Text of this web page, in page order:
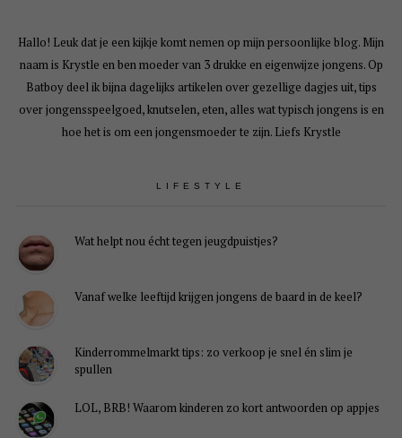
Hallo! Leuk dat je een kijkje komt nemen op mijn persoonlijke blog. Mijn
naam is Krystle en ben moeder van 3 drukke en eigenwijze jongens. Op
Batboy deel ik bijna dagelijks artikelen over gezellige dagjes uit, tips
over jongensspeelgoed, knutselen, eten, alles wat typisch jongens is en
hoe het is om een jongensmoeder te zijn. Liefs Krystle
LIFESTYLE
Wat helpt nou écht tegen jeugdpuistjes?
Vanaf welke leeftijd krijgen jongens de baard in de keel?
Kinderrommelmarkt tips: zo verkoop je snel én slim je
spullen
LOL, BRB! Waarom kinderen zo kort antwoorden op appjes